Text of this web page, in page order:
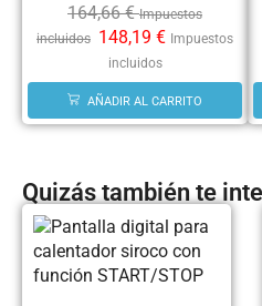
164,66€ Impuestos
incluidos 148,19 € Impuestos
incluidos
AÑADIR AL CARRITO
Quizás también te